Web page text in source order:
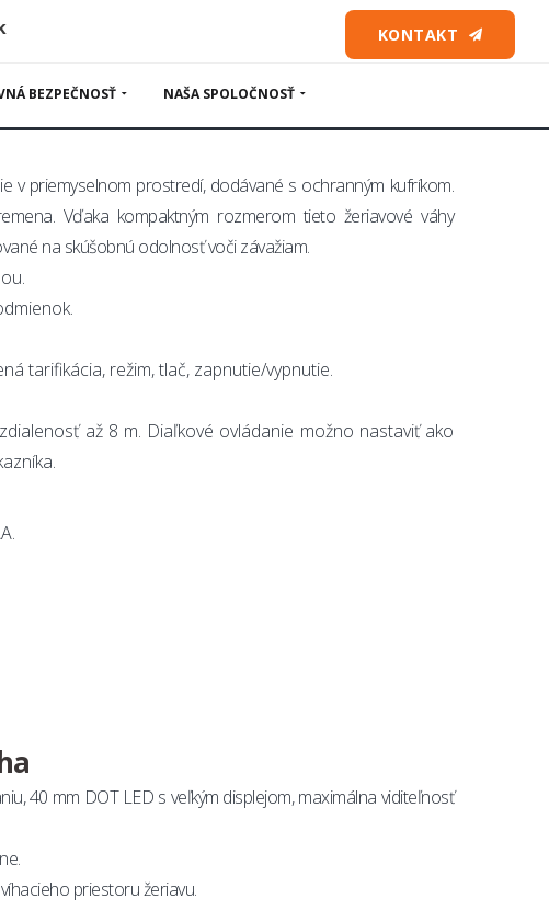
KONTAKT
BEZPEČNOSŤ NAŠA SPOLOČNOSŤ
v priemyselnom prostredí, dodávané s ochranným kufríkom.
Vďaka kompaktným rozmerom tieto žeriavové váhy
na skúšobnú odolnosť voči závažiam.
tarifikácia, režim, tlač, zapnutie/vypnutie.
až 8 m. Diaľkové ovládanie možno nastaviť ako
40 mm DOT LED s veľkým displejom, maximálna viditeľnosť
priestoru žeriavu.